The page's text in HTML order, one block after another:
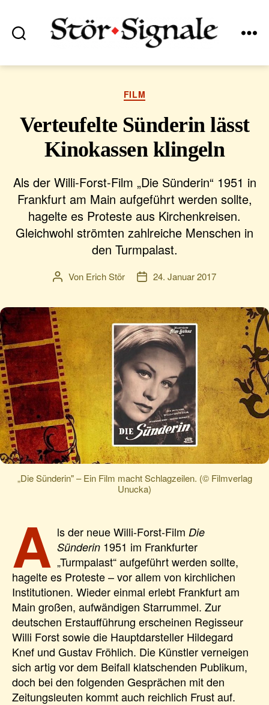
Kategorien
FILM
Verteufelte Sünderin lässt
Kinokassen klingeln
Als der Willi-Forst-Film „Die Sünderin“ 1951 in
Frankfurt am Main aufgeführt werden sollte,
hagelte es Proteste aus Kirchenkreisen.
Gleichwohl strömten zahlreiche Menschen in
den Turmpalast.
Beitragsautor
Von Erich Stör Veröffentlichungsdatum
24. Januar 2017
„Die Sünderin" – Ein Film macht Schlagzeilen. (© Filmverlag
Unucka)
A ls der neue Willi-Forst-Film Die
Sünderin 1951 im Frankfurter
„Turmpalast“ aufgeführt werden sollte,
hagelte es Proteste – vor allem von kirchlichen
Institutionen. Wieder einmal erlebt Frankfurt am
Main großen, aufwändigen Starrummel. Zur
deutschen Erstaufführung erscheinen Regisseur
Willi Forst sowie die Hauptdarsteller Hildegard
Knef und Gustav Fröhlich. Die Künstler verneigen
sich artig vor dem Beifall klatschenden Publikum,
doch bei den folgenden Gesprächen mit den
Zeitungsleuten kommt auch reichlich Frust auf.